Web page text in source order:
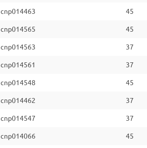
cnp014463 45
cnp014565 45
cnp014563 37
cnp014561 37
cnp014548 45
cnp014462 37
cnp014547 37
cnp014066 45